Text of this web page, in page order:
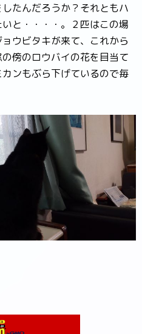
たんだろうか？それともハ
と・・・・。２匹はこの場
ウビタキが来て、これから
傍のロウバイの花を目当て
ンもぶら下げているので毎